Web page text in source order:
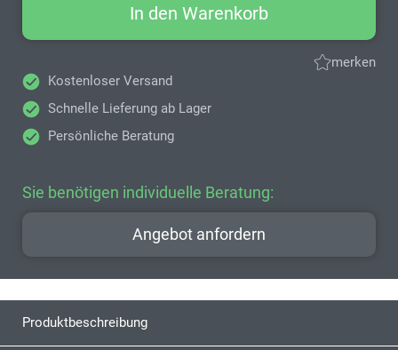
In den Warenkorb
merken
Kostenloser Versand
Schnelle Lieferung ab Lager
Persönliche Beratung
Sie benötigen individuelle Beratung:
Angebot anfordern
Produktbeschreibung